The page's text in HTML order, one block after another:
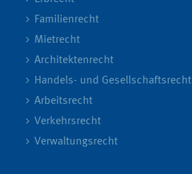
Familienrecht
Mietrecht
Architektenrecht
Handels- und Gesellschaftsrecht
Arbeitsrecht
Verkehrsrecht
Verwaltungsrecht